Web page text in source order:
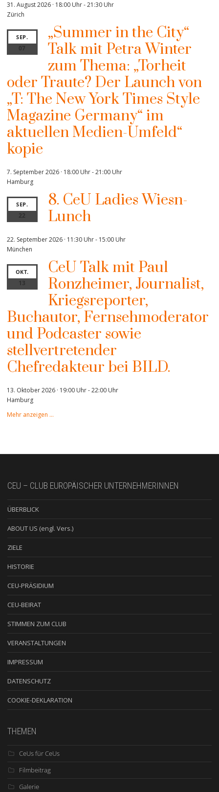
31. August 2026 · 18:00 Uhr-21:30 Uhr
Zürich
SEP.
07
„Summer in the City“
Talk mit Petra Winter
zum Thema: „Torheit
oder Traute? Der Launch von
„T: The New York Times Style
Magazine Germany“ im
aktuellen Medien-Umfeld“
kopie
7. September 2026 · 18:00 Uhr-21:00 Uhr
Hamburg
SEP.
22
8. CeU Ladies Wiesn-
Lunch
22. September 2026 · 11:30 Uhr- 15:00 Uhr
München
OKT.
13
CeU Talk mit Paul
Ronzheimer, Journalist,
Kriegsreporter,
Buchautor, Fernsehmoderator
und Podcaster sowie
stellvertretender
Chefredakteur bei BILD.
13. Oktober 2026 · 19:00 Uhr-22:00 Uhr
Hamburg
Mehr anzeigen …
CEU – CLUB EUROPÄISCHER UNTERNEHMERINNEN
ÜBERBLICK
ABOUT US (engl. Vers.)
ZIELE
HISTORIE
CEU-PRÄSIDIUM
CEU-BEIRAT
STIMMEN ZUM CLUB
VERANSTALTUNGEN
IMPRESSUM
DATENSCHUTZ
COOKIE-DEKLARATION
THEMEN
CeUs für CeUs
Filmbeitrag
Galerie